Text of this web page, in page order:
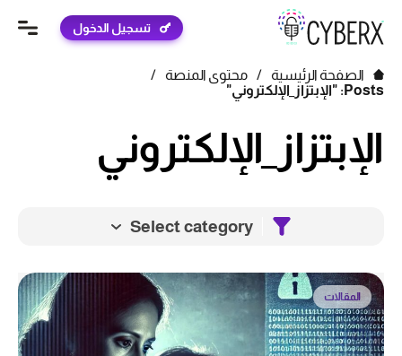
تسجيل الدخول
الصفحة الرئيسية / محتوى المنصة
/
Posts: "الإبتزاز_الإلكتروني"
الإبتزاز_الإلكتروني
Select category
المقالات